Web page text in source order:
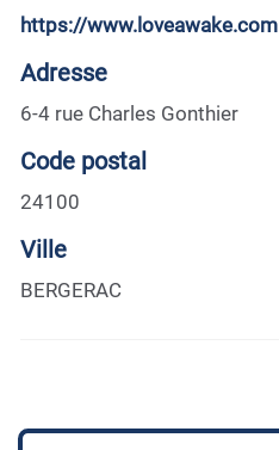
https://www.loveawake.com
Adresse
6-4 rue Charles Gonthier
Code postal
24100
Ville
BERGERAC